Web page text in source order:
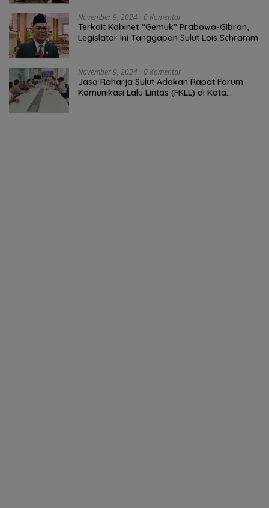
November 9, 2024 0 Komentar
Terkait Kabinet “Gemuk” Prabowo-Gibran,
Legislator Ini Tanggapan Sulut Lois Schramm
November 9, 2024 0 Komentar
Jasa Raharja Sulut Adakan Rapat Forum
Komunikasi Lalu Lintas (FKLL) di Kota